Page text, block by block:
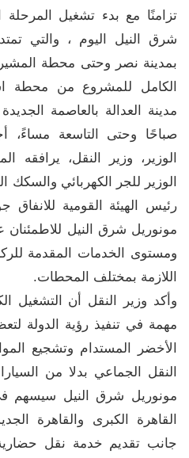
تزامنًا مع بدء تشغيل المرحلة
شرق النيل اليوم ، والتي
بمدينة نصر وحتى محطة المشير
الكامل للمشروع من محطة
مدينة العدالة بالعاصمة
صباحًا وحتى التاسعة مساءً،
الوزير، وزير النقل، يرافقه
الوزير للجر الكهربائي والسكك
رئيس الهيئة القومية
مونوريل شرق النيل للاطمئنان
ومستوى الخدمات المقدمة
اللازمة بمختلف المحطات.
وأكد وزير النقل أن التشغيل
مهمة في تنفيذ رؤية الدولة
الأخضر المستدام وتشجيع
النقل الجماعي بدلا من
مونوريل شرق النيل سيسهم
القاهرة الكبرى والقاهرة
جانب تقديم خدمة نقل حضارية